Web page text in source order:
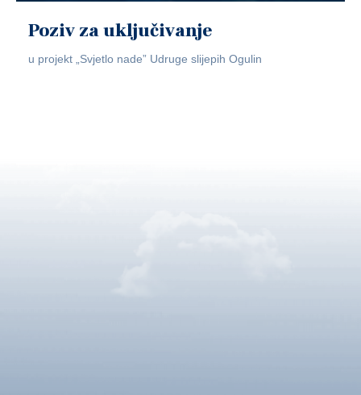
Poziv za uključivanje
u projekt „Svjetlo nade” Udruge slijepih Ogulin